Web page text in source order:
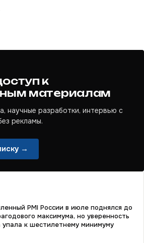
к
материалам
научные разработки, интервью с
рекламы.
→
PMI России в июле поднялся до
максимума, но уверенность
упала к шестилетнему минимуму